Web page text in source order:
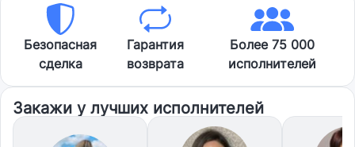
Безопасная
сделка
Гарантия
возврата
Более 75 000
исполнителей
Закажи у лучших исполнителей